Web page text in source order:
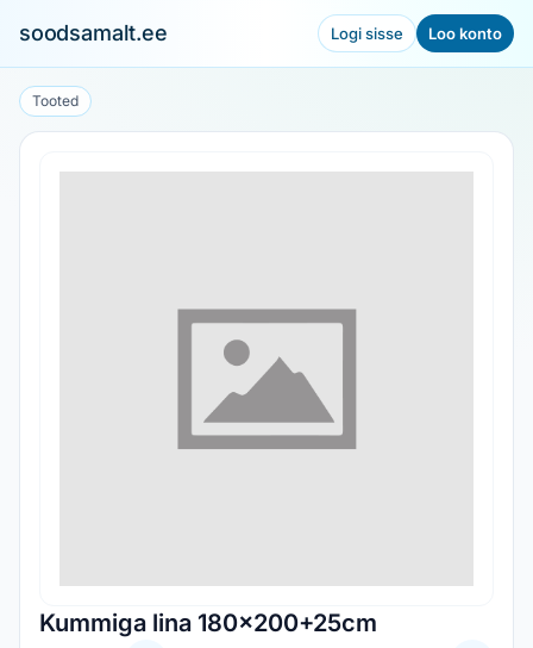
soodsamalt.ee Logi sisse Loo konto
Tooted
Kummiga lina 180x200+25cm